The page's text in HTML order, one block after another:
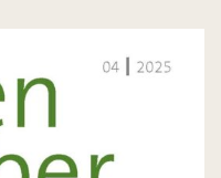
Kontakt